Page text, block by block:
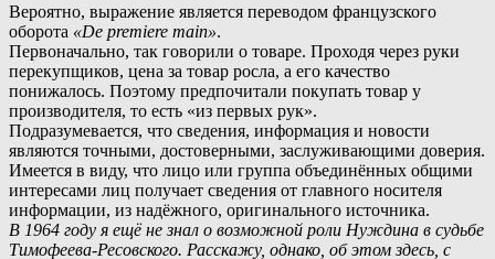
Вероятно, выражение является переводом французского
оборота «De premiere main».
Первоначально, так говорили о товаре. Проходя через руки
перекупщиков, цена за товар росла, а его качество
понижалось. Поэтому предпочитали покупать товар у
производителя, то есть «из первых рук».
Подразумевается, что сведения, информация и новости
являются точными, достоверными, заслуживающими доверия.
Имеется в виду, что лицо или группа объединённых общими
интересами лиц получает сведения от главного носителя
информации, из надёжного, оригинального источника.
В 1964 году я ещё не знал о возможной роли Нуждина в судьбе
Тимофеева-Ресовского. Расскажу, однако, об этом здесь, с